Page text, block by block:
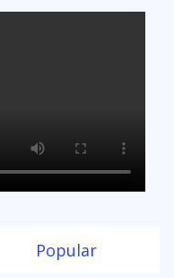
Popular